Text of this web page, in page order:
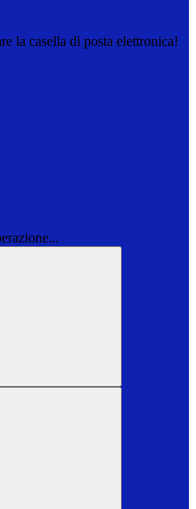
la casella di posta elettronica!